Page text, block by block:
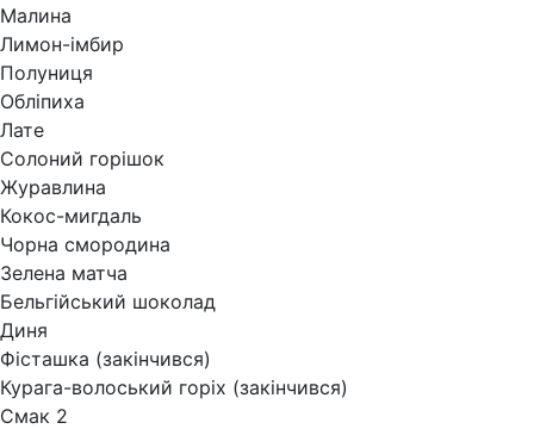
Малина
Лимон-імбир
Полуниця
Обліпиха
Лате
Солоний горішок
Журавлина
Кокос-мигдаль
Чорна смородина
Зелена матча
Бельгійський шоколад
Диня
Фісташка (закінчився)
Курага-волоський горіх (закінчився)
Смак 2